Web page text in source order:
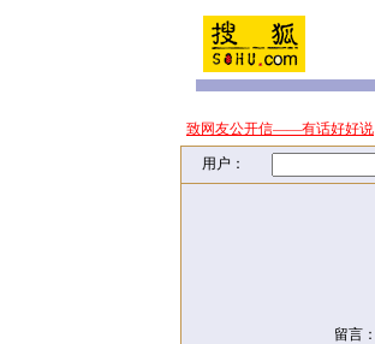
致网友公开信——有话好好说
用户：
留言：